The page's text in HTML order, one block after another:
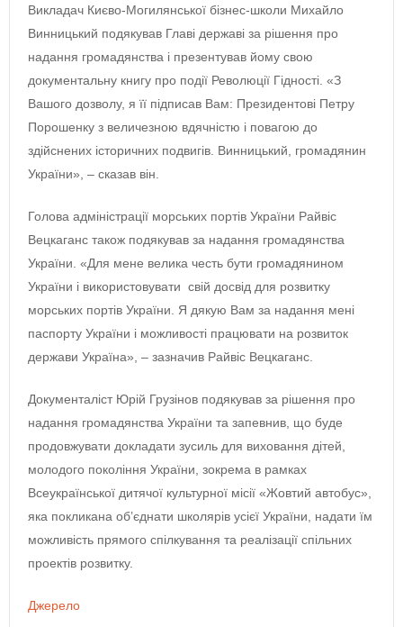
Викладач Києво-Могилянської бізнес-школи Михайло
Винницький подякував Главі державі за рішення про
надання громадянства і презентував йому свою
документальну книгу про події Революції Гідності. «З
Вашого дозволу, я її підписав Вам: Президентові Петру
Порошенку з величезною вдячністю і повагою до
здійснених історичних подвигів. Винницький, громадянин
України», – сказав він.
Голова адміністрації морських портів України Райвіс
Вецкаганс також подякував за надання громадянства
України. «Для мене велика честь бути громадянином
України і використовувати свій досвід для розвитку
морських портів України. Я дякую Вам за надання мені
паспорту України і можливості працювати на розвиток
держави Україна», – зазначив Райвіс Вецкаганс.
Документаліст Юрій Грузінов подякував за рішення про
надання громадянства України та запевнив, що буде
продовжувати докладати зусиль для виховання дітей,
молодого покоління України, зокрема в рамках
Всеукраїнської дитячої культурної місії «Жовтий автобус»,
яка покликана об’єднати школярів усієї України, надати їм
можливість прямого спілкування та реалізації спільних
проектів розвитку.
Джерело